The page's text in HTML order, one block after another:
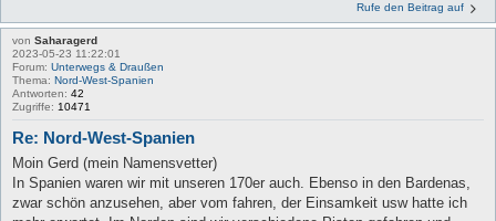
Rufe den Beitrag auf
von Saharagerd
2023-05-23 11:22:01
Forum: Unterwegs & Draußen
Thema: Nord-West-Spanien
Antworten: 42
Zugriffe: 10471
Re: Nord-West-Spanien
Moin Gerd (mein Namensvetter)
In Spanien waren wir mit unseren 170er auch. Ebenso in den Bardenas,
zwar schön anzusehen, aber vom fahren, der Einsamkeit usw hatte ich